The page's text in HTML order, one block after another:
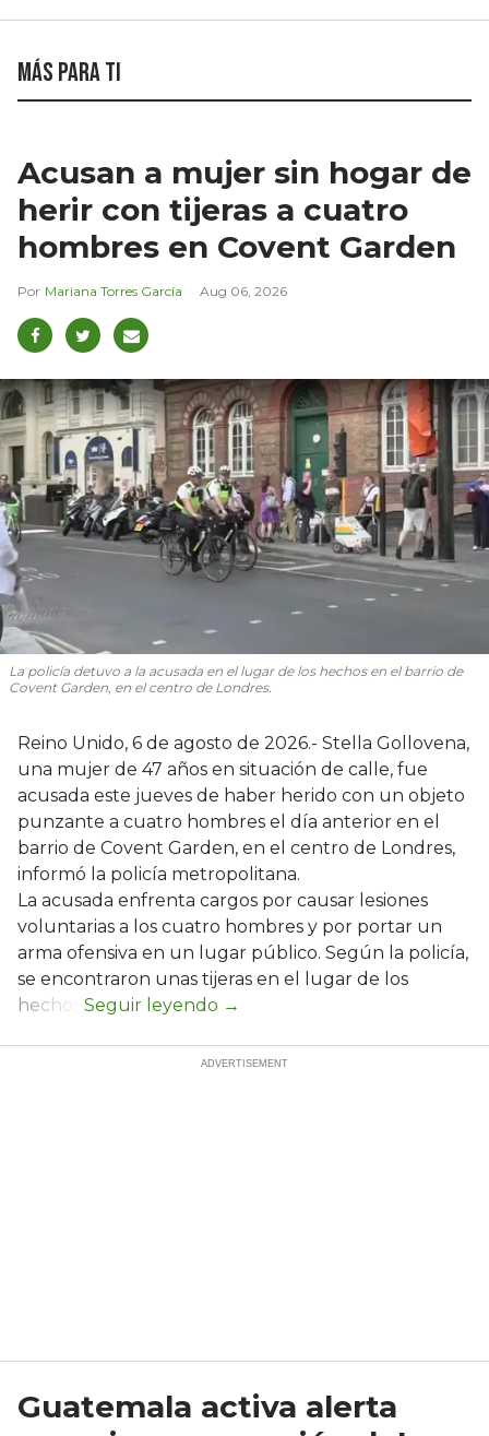
Más para ti
Acusan a mujer sin hogar de
herir con tijeras a cuatro
hombres en Covent Garden
Mariana Torres García Aug 06, 2026
La policía detuvo a la acusada en el lugar de los hechos en el barrio de
Covent Garden, en el centro de Londres.
Reino Unido, 6 de agosto de 2026.- Stella Gollovena,
una mujer de 47 años en situación de calle, fue
acusada este jueves de haber herido con un objeto
punzante a cuatro hombres el día anterior en el
barrio de Covent Garden, en el centro de Londres,
informó la policía metropolitana.
La acusada enfrenta cargos por causar lesiones
voluntarias a los cuatro hombres y por portar un
arma ofensiva en un lugar público. Según la policía,
se encontraron unas tijeras en el lugar de los
hechos.
Guatemala activa alerta